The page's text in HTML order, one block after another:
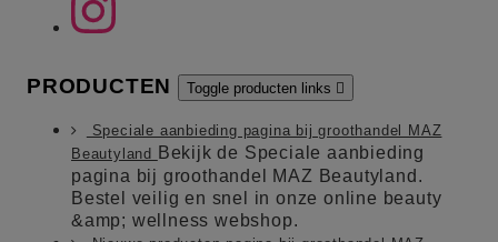
PRODUCTEN Toggle producten links 
Speciale aanbieding pagina bij groothandel MAZ
Beautyland
Bekijk de Speciale aanbieding
pagina bij groothandel MAZ Beautyland.
Bestel veilig en snel in onze online beauty
&amp; wellness webshop.